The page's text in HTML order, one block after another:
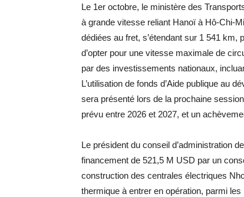
Le 1er octobre, le ministère des
à grande vitesse reliant Hanoï à Hô-Chi-
dédiées au fret, s’étendant sur 1 541
d’opter pour une vitesse maximale de
par des investissements nationaux,
L’utilisation de fonds d’Aide publique au
sera présenté lors de la prochaine
prévu entre 2026 et 2027, et un
Le président du conseil d’administration
financement de 521,5 M USD par un
construction des centrales électriques
thermique à entrer en opération, parmi